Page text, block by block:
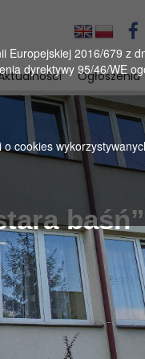
2016/679 z
dyrektywy 95/46/WE
cookies
Ogłoszenia
baśń”